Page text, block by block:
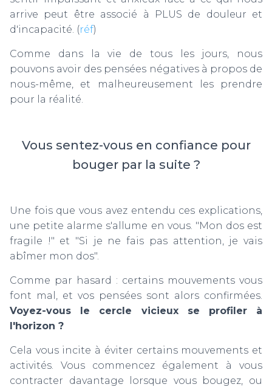
arrive peut être associé à PLUS de douleur et
d'incapacité. (réf)
Comme dans la vie de tous les jours, nous
pouvons avoir des pensées négatives à propos de
nous-même, et malheureusement les prendre
pour la réalité.
Vous sentez-vous en confiance pour
bouger par la suite ?
Une fois que vous avez entendu ces explications,
une petite alarme s'allume en vous. "Mon dos est
fragile !" et "Si je ne fais pas attention, je vais
abîmer mon dos".
Comme par hasard : certains mouvements vous
font mal, et vos pensées sont alors confirmées.
Voyez-vous le cercle vicieux se profiler à
l'horizon ?
Cela vous incite à éviter certains mouvements et
activités. Vous commencez également à vous
contracter davantage lorsque vous bougez, ou